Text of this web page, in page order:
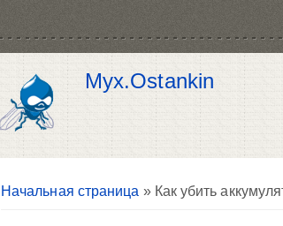
Myx.Ostankin
Вы здесь
Начальная страница » Как убить